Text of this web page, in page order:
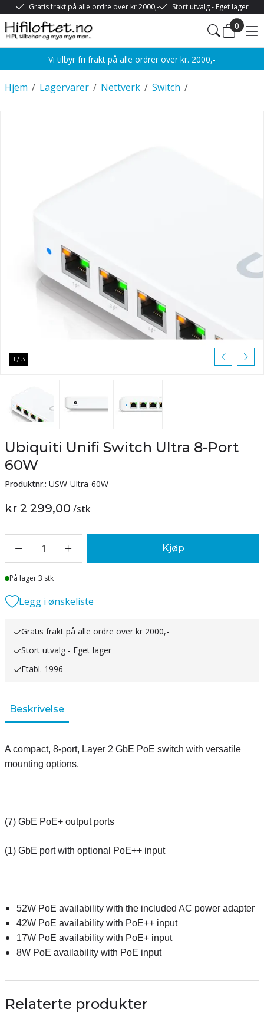
Gratis frakt på alle ordre over kr 2000,- Stort utvalg - Eget lager
0
Vi tilbyr fri frakt på alle ordrer over kr. 2000,-
/
Hjem /
Lagervarer /
Nettverk /
Switch
1 / 3
Ubiquiti Unifi Switch Ultra 8-Port
60W
Produktnr.: USW-Ultra-60W
kr 2 299,00 /stk
1 Kjøp
Lager
På lager 3 stk
Legg i ønskeliste
Gratis frakt på alle ordre over kr 2000,-
Stort utvalg - Eget lager
Etabl. 1996
Beskrivelse
A compact, 8-port, Layer 2 GbE PoE switch with versatile
mounting options.
(7) GbE PoE+ output ports
(1) GbE port with optional PoE++ input
52W PoE availability with the included AC power adapter
42W PoE availability with PoE++ input
17W PoE availability with PoE+ input
8W PoE availability with PoE input
Relaterte produkter